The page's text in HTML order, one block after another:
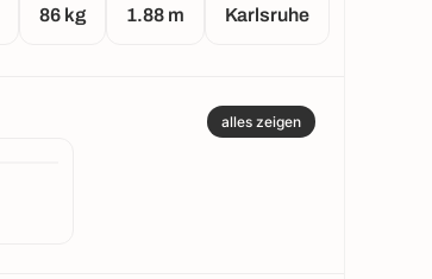
86 kg 1.88 m Karlsruhe
alles zeigen